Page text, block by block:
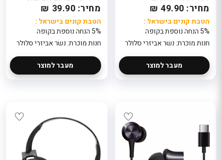
הטבת
: 4%
בקופה
חנות
הטבת קונים בישראל
בקופה
חנות מוכרת: פלאוור
פוינט
מחיר: 49.90 ₪
הטבת קונים בישראל :
5% הנחה נוספת בקופה
חנות מוכרת: נשר אביזרי סלולר
מעבר למוצר
מחיר: 39.90 ₪
הטבת קונים בישראל :
5% הנחה נוספת בקופה
חנות מוכרת: נשר אביזרי סלולר
מעבר למוצר